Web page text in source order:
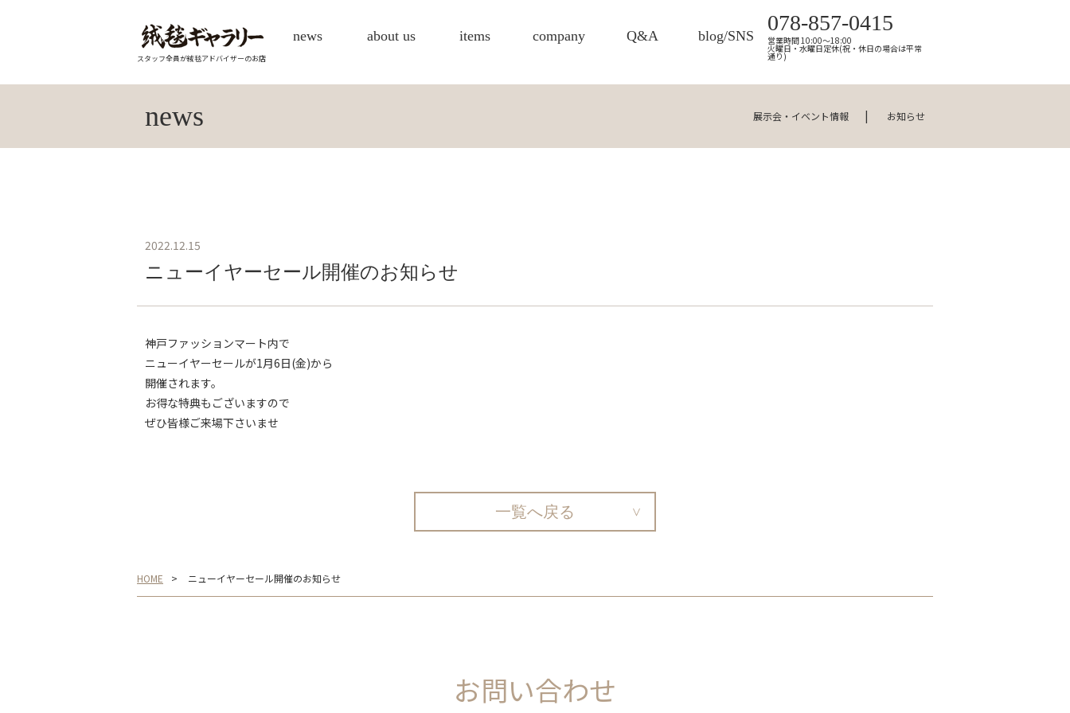
スタッフ全員が絨毯アドバイザーのお店
news about us items company Q&A blog/SNS
078-857-0415
営業時間 10:00～18:00
火曜日・水曜日定休(祝・休日の場合は平常
通り)
news 展示会・イベント情報 お知らせ
2022.12.15
ニューイヤーセール開催のお知らせ
神戸ファッションマート内で
ニューイヤーセールが1月6日(金)から
開催されます。
お得な特典もございますので
ぜひ皆様ご来場下さいませ
一覧へ戻る
HOME ニューイヤーセール開催のお知らせ
お問い合わせ